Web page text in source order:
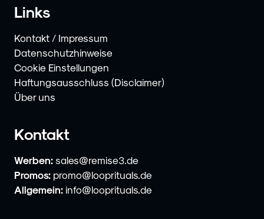
Links
Kontakt / Impressum
Datenschutzhinweise
Cookie Einstellungen
Haftungsausschluss (Disclaimer)
Über uns
Kontakt
Werben: sales@remise3.de
Promos: promo@looprituals.de
Allgemein: info@looprituals.de